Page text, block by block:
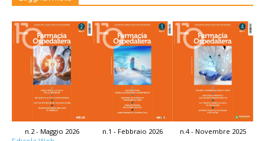
n.2 - Maggio 2026 n.1 - Febbraio 2026 n.4 - Novembre 2025